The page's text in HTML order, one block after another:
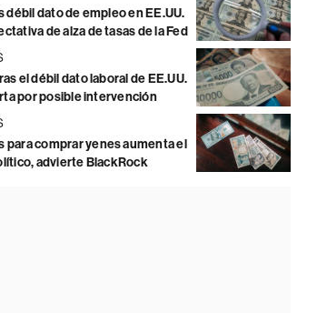
débil dato de empleo en EE.UU.
de alza de tasas de la Fed
el débil dato laboral de EE.UU.
por posible intervención
para comprar yenes aumenta el
advierte BlackRock